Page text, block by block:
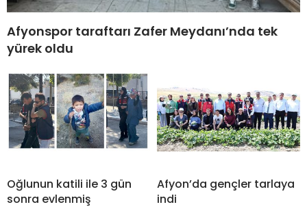
Afyonspor taraftarı Zafer Meydanı’nda tek
yürek oldu
Oğlunun katili ile 3 gün
sonra evlenmiş
Afyon’da gençler tarlaya
indi